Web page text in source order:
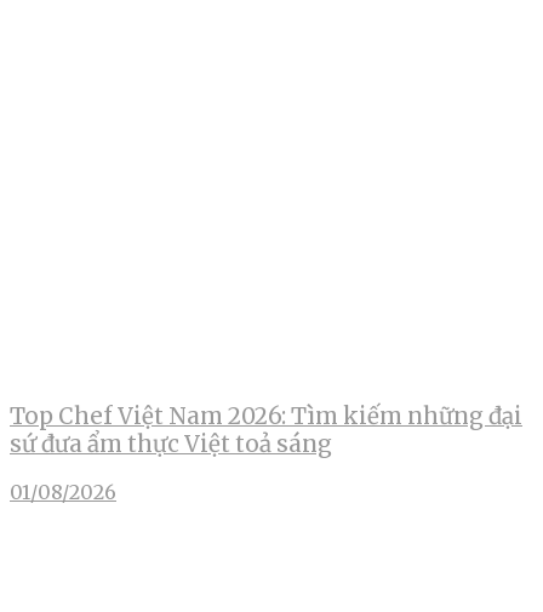
Top Chef Việt Nam 2026: Tìm kiếm những đại
sứ đưa ẩm thực Việt toả sáng
01/08/2026